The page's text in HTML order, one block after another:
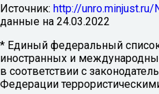
Источник: http://unro.minjust.ru/
данные на 24.03.2022
* Единый федеральный
иностранных и
в соответствии с
Федерации